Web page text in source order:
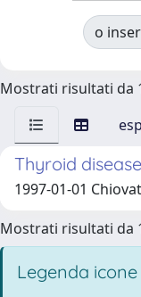
o
Mostrati risultati da
Thyroid
1997-01-01
Mostrati risultati da
Legenda icone